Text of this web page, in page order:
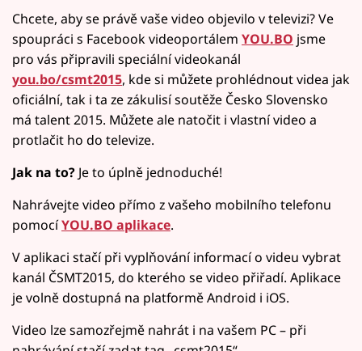
Chcete, aby se právě vaše video objevilo v televizi? Ve
spoupráci s Facebook videoportálem YOU.BO jsme
pro vás připravili speciální videokanál
you.bo/csmt2015, kde si můžete prohlédnout videa jak
oficiální, tak i ta ze zákulisí soutěže Česko Slovensko
má talent 2015. Můžete ale natočit i vlastní video a
protlačit ho do televize.
Jak na to? Je to úplně jednoduché!
Nahrávejte video přímo z vašeho mobilního telefonu
pomocíYOU.BO aplikace.
V aplikaci stačí při vyplňování informací o videu vybrat
kanál ČSMT2015, do kterého se video přiřadí. Aplikace
je volně dostupná na platformě Android i iOS.
Video lze samozřejmě nahrát i na vašem PC – při